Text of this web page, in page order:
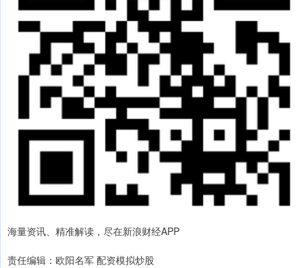
海量资讯、精准解读，尽在新浪财经APP
责任编辑：欧阳名军 配资模拟炒股